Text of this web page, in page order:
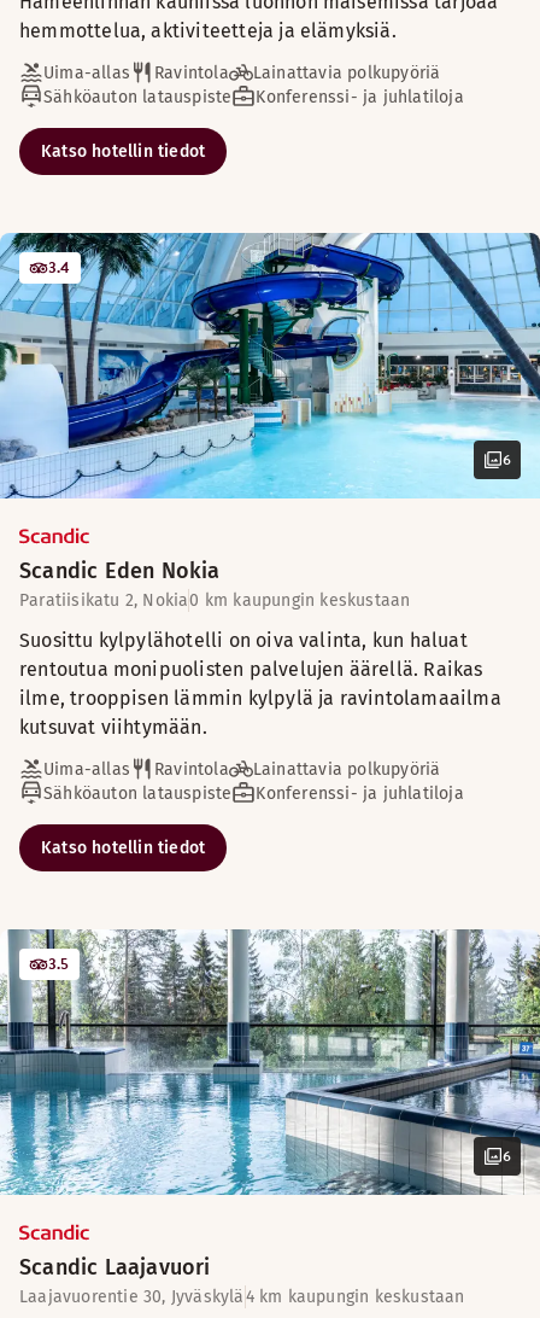
hemmottelua, aktiviteetteja ja elämyksiä.
Uima-allas Ravintola
Lainattavia polkupyöriä
Sähköauton latauspiste
Konferenssi- ja juhlatiloja
Katso hotellin tiedot
6
3.4
Scandic Eden Nokia
Paratiisikatu 2, Nokia0 km kaupungin keskustaan
Suosittu kylpylähotelli on oiva valinta, kun haluat
rentoutua monipuolisten palvelujen äärellä. Raikas
ilme, trooppisen lämmin kylpylä ja ravintolamaailma
kutsuvat viihtymään.
Uima-allas Ravintola
Lainattavia polkupyöriä
Sähköauton latauspiste
Konferenssi- ja juhlatiloja
Katso hotellin tiedot
6
3.5
Scandic Laajavuori
Laajavuorentie 30, Jyväskylä4 km kaupungin keskustaan